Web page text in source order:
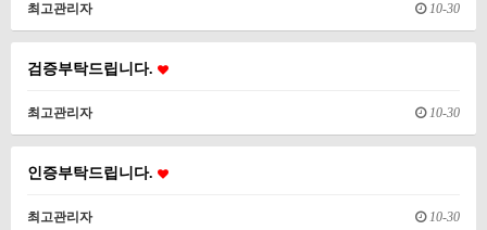
최고관리자 10-30
검증부탁드립니다.
최고관리자 10-30
인증부탁드립니다.
최고관리자 10-30